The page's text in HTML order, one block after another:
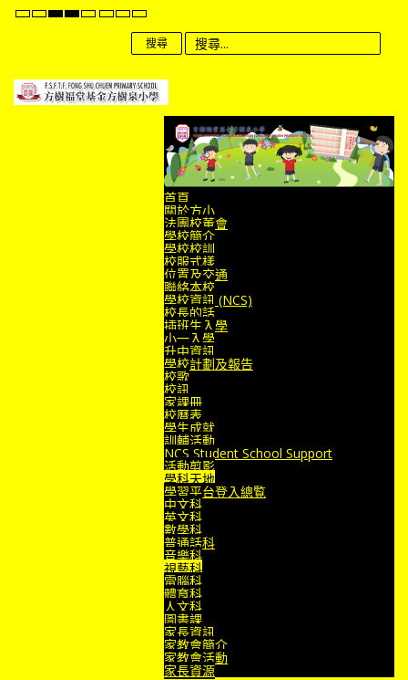
Default
NightHighHighHigh
Contrast
Set
Smaller
Set
Default
Set
Larger
Font
搜尋
首頁
關於方小
法團校董會
學校簡介
學校校訓
校服式樣
位置及交通
聯絡本校
學校資訊 (NCS)
校長的話
插班生入學
小一入學
升中資訊
學校計劃及報告
校歌
校訊
家課冊
校曆表
學生成就
訓輔活動
NCS Student School Support
活動剪影
學科天地
學習平台登入總覧
中文科
英文科
數學科
普通話科
音樂科
視藝科
電腦科
體育科
人文科
圖書課
家長資訊
家教會簡介
家教會活動
家長資源